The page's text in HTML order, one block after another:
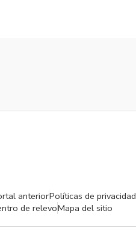
anteriorPolíticas de privacidad
de relevoMapa del sitio